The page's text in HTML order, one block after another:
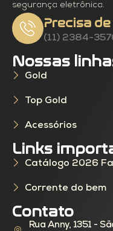
segurança eletrônica.
Precisa
(11) 2384-
Nossas
Gold
Top Gold
Acessórios
Links
Catálogo 2026
Corrente do bem
Contato
Rua Anny, 1351 -